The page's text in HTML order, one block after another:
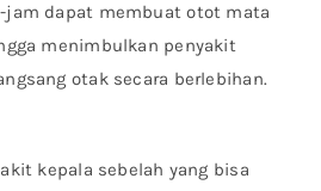
jam dapat membuat otot mata
menimbulkan penyakit
otak secara berlebihan.
kepala sebelah yang bisa